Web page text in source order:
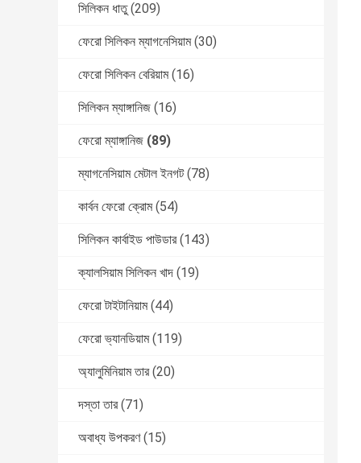
সিলিকন ধাতু (209)
ফেরো সিলিকন ম্যাগনেসিয়াম (30)
ফেরো সিলিকন বেরিয়াম (16)
সিলিকন ম্যাঙ্গানিজ (16)
ফেরো ম্যাঙ্গানিজ (89)
ম্যাগনেসিয়াম মেটাল ইনগট (78)
কার্বন ফেরো ক্রোম (54)
সিলিকন কার্বাইড পাউডার (143)
ক্যালসিয়াম সিলিকন খাদ (19)
ফেরো টাইটানিয়াম (44)
ফেরো ভ্যানডিয়াম (119)
অ্যালুমিনিয়াম তার (20)
দস্তা তার (71)
অবাধ্য উপকরণ (15)